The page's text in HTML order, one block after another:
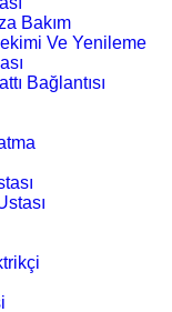
Bakım
Ve Yenileme
Bağlantısı